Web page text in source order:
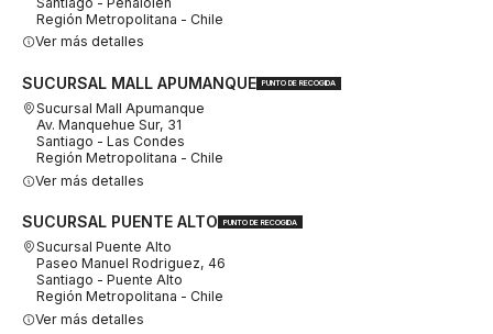
Región Metropolitana - Chile
Ver más detalles
SUCURSAL MALL APUMANQUE PUNTO DE RECOGIDA
Sucursal Mall Apumanque
Av. Manquehue Sur, 31
Santiago - Las Condes
Región Metropolitana - Chile
Ver más detalles
SUCURSAL PUENTE ALTO PUNTO DE RECOGIDA
Sucursal Puente Alto
Paseo Manuel Rodriguez, 46
Santiago - Puente Alto
Región Metropolitana - Chile
Ver más detalles